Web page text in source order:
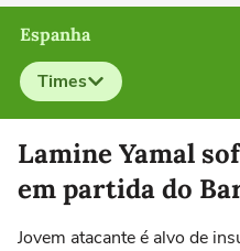
Espanha
Times
Selecione o time para ver
Lamine Yamal
em partida do
Jovem atacante é alvo de